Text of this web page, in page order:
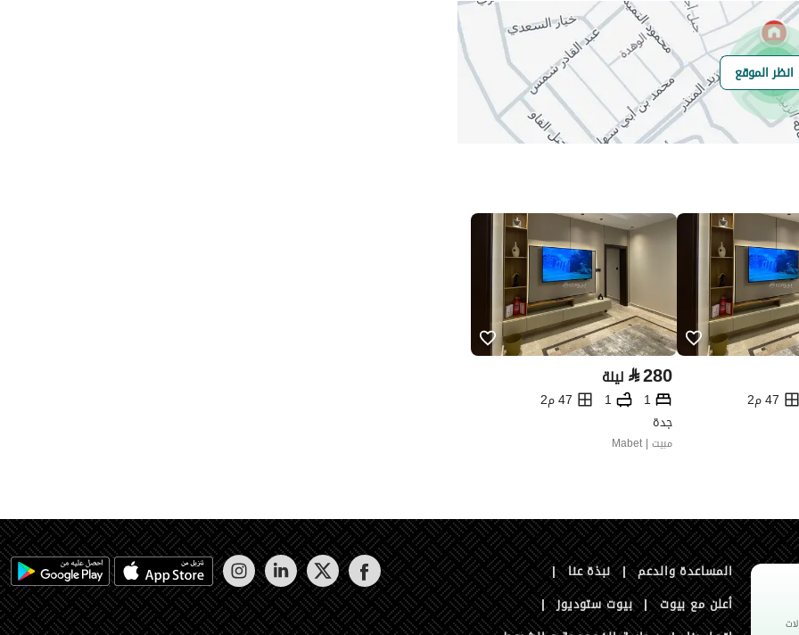
انظر الموقع
47 م2
⃁280 ليلة
1
1
47 م2
جدة
مبيت | Mabet
المساعدة والدعم | نبذة عنا |
أعلن مع بيوت | بيوت ستوديوز |